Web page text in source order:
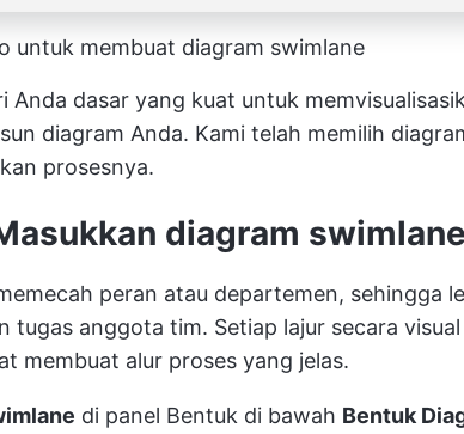
untuk membuat diagram swimlane
Anda dasar yang kuat untuk
diagram Anda. Kami telah memilih
prosesnya.
diagram swimlane
peran atau departemen, sehingga
tugas anggota tim. Setiap lajur secara
membuat alur proses yang jelas.
di panel Bentuk di bawah Bentuk